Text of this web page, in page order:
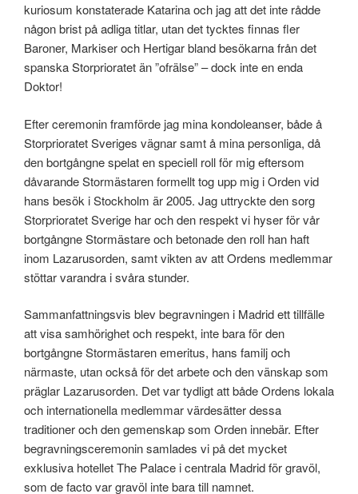
kuriosum konstaterade Katarina och jag att det inte rådde
någon brist på adliga titlar, utan det tycktes finnas fler
Baroner, Markiser och Hertigar bland besökarna från det
spanska Storprioratet än ”ofrälse” – dock inte en enda
Doktor!
Efter ceremonin framförde jag mina kondoleanser, både å
Storprioratet Sveriges vägnar samt å mina personliga, då
den bortgångne spelat en speciell roll för mig eftersom
dåvarande Stormästaren formellt tog upp mig i Orden vid
hans besök i Stockholm är 2005. Jag uttryckte den sorg
Storprioratet Sverige har och den respekt vi hyser för vår
bortgångne Stormästare och betonade den roll han haft
inom Lazarusorden, samt vikten av att Ordens medlemmar
stöttar varandra i svåra stunder.
Sammanfattningsvis blev begravningen i Madrid ett tillfälle
att visa samhörighet och respekt, inte bara för den
bortgångne Stormästaren emeritus, hans familj och
närmaste, utan också för det arbete och den vänskap som
präglar Lazarusorden. Det var tydligt att både Ordens lokala
och internationella medlemmar värdesätter dessa
traditioner och den gemenskap som Orden innebär. Efter
begravningsceremonin samlades vi på det mycket
exklusiva hotellet The Palace i centrala Madrid för gravöl,
som de facto var gravöl inte bara till namnet.